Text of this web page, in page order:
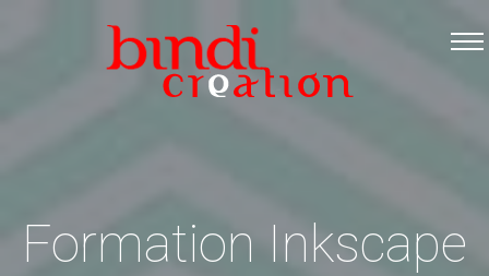
Accueil
Les formations
Infos pratiques
Contact
Formation Inkscape